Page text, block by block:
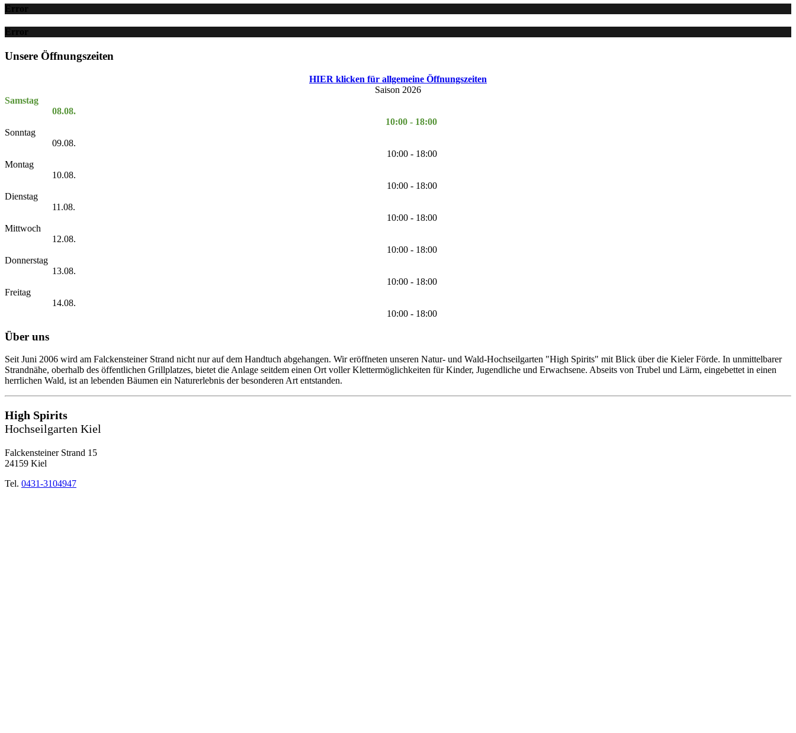
Error
Error
Unsere Öffnungszeiten
HIER klicken für allgemeine Öffnungszeiten
Saison 2026
Samstag
08.08.
10:00 - 18:00
Sonntag
09.08.
10:00 - 18:00
Montag
10.08.
10:00 - 18:00
Dienstag
11.08.
10:00 - 18:00
Mittwoch
12.08.
10:00 - 18:00
Donnerstag
13.08.
10:00 - 18:00
Freitag
14.08.
10:00 - 18:00
Über uns
Seit Juni 2006 wird am Falckensteiner Strand nicht nur auf dem Handtuch abgehangen. Wir eröffneten unseren Natur- und Wald-Hochseilgarten "High Spirits" mit Blick über die Kieler Förde. In unmittelbarer
Strandnähe, oberhalb des öffentlichen Grillplatzes, bietet die Anlage seitdem einen Ort voller Klettermöglichkeiten für Kinder, Jugendliche und Erwachsene. Abseits von Trubel und Lärm, eingebettet in einen
herrlichen Wald, ist an lebenden Bäumen ein Naturerlebnis der besonderen Art entstanden.
High Spirits
Hochseilgarten Kiel
Falckensteiner Strand 15
24159 Kiel
Tel. 0431-3104947